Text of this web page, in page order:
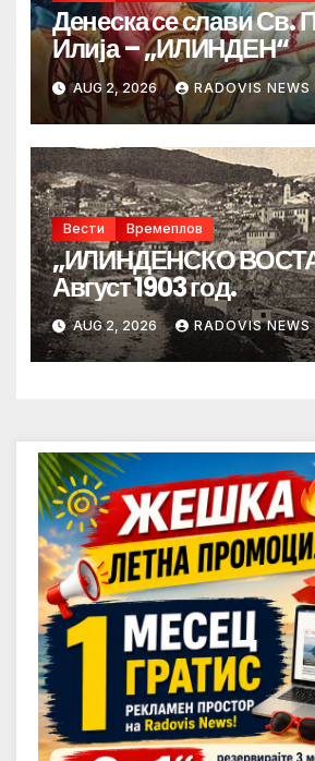
Денеска се слави Св.
Илија – „ИЛИНДЕН“
AUG 2, 2026 RADOVIS NEWS
Вести Времеплов
„ИЛИНДЕНСКО
Август 1903 год.
AUG 2, 2026 RADOVIS NEWS